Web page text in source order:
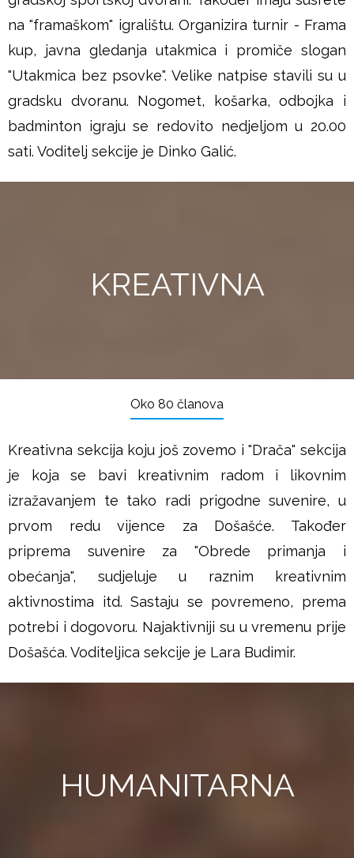
na "framaškom" igralištu. Organizira turnir - Frama
kup, javna gledanja utakmica i promiče slogan
"Utakmica bez psovke". Velike natpise stavili su u
gradsku dvoranu. Nogomet, košarka, odbojka i
badminton igraju se redovito nedjeljom u 20.00
sati. Voditelj sekcije je Dinko Galić.
KREATIVNA
Oko 80 članova
Kreativna sekcija koju još zovemo i "Drača" sekcija
je koja se bavi kreativnim radom i likovnim
izražavanjem te tako radi prigodne suvenire, u
prvom redu vijence za Došašće. Također
priprema suvenire za "Obrede primanja i
obećanja", sudjeluje u raznim kreativnim
aktivnostima itd. Sastaju se povremeno, prema
potrebi i dogovoru. Najaktivniji su u vremenu prije
Došašća. Voditeljica sekcije je Lara Budimir.
HUMANITARNA